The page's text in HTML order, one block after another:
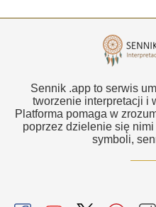
Sennik .app to serwis
tworzenie interpretacji i
Platforma pomaga w
poprzez dzielenie się
symboli,